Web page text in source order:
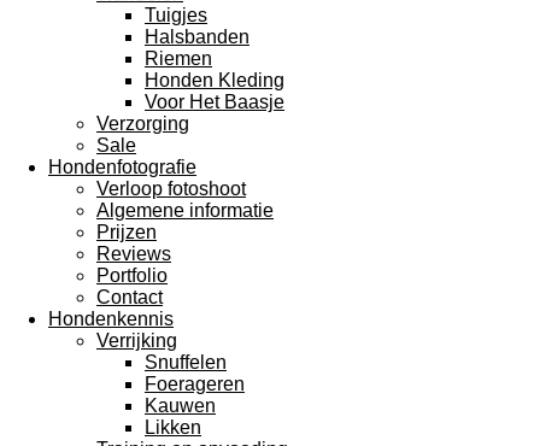
Tuigjes
Halsbanden
Riemen
Honden Kleding
Voor Het Baasje
Verzorging
Sale
Hondenfotografie
Verloop fotoshoot
Algemene informatie
Prijzen
Reviews
Portfolio
Contact
Hondenkennis
Verrijking
Snuffelen
Foerageren
Kauwen
Likken